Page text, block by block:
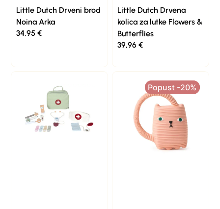
Little Dutch Drveni brod
Noina Arka
34,95€
Little Dutch Drvena
kolica za lutke Flowers &
Butterflies
39,96 €
Popust -20%
Popust -20%